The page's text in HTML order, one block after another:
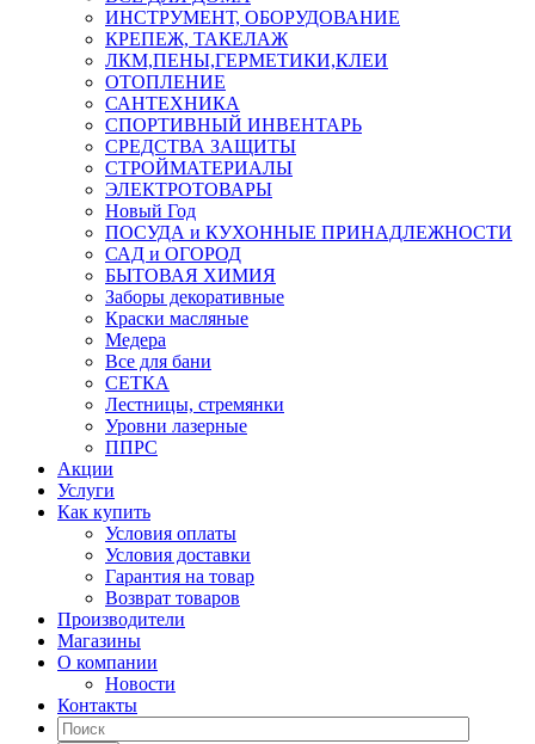
ИНСТРУМЕНТ, ОБОРУДОВАНИЕ
КРЕПЕЖ, ТАКЕЛАЖ
ЛКМ,ПЕНЫ,ГЕРМЕТИКИ,КЛЕИ
ОТОПЛЕНИЕ
САНТЕХНИКА
СПОРТИВНЫЙ ИНВЕНТАРЬ
СРЕДСТВА ЗАЩИТЫ
СТРОЙМАТЕРИАЛЫ
ЭЛЕКТРОТОВАРЫ
Новый Год
ПОСУДА и КУХОННЫЕ ПРИНАДЛЕЖНОСТИ
САД и ОГОРОД
БЫТОВАЯ ХИМИЯ
Заборы декоративные
Краски масляные
Медера
Все для бани
СЕТКА
Лестницы, стремянки
Уровни лазерные
ППРС
Акции
Услуги
Как купить
Условия оплаты
Условия доставки
Гарантия на товар
Возврат товаров
Производители
Магазины
О компании
Новости
Контакты